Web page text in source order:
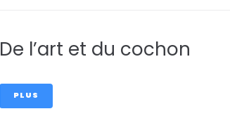
De l’art et du cochon
PLUS